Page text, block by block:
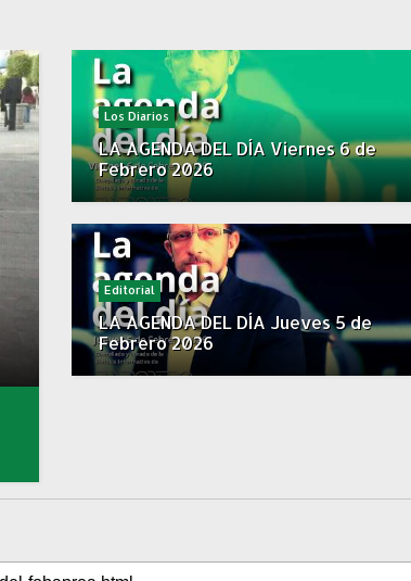
Los Diarios
LA AGENDA DEL DÍA Viernes 6 de
Febrero 2026
Editorial
LA AGENDA DEL DÍA Jueves 5 de
Febrero 2026